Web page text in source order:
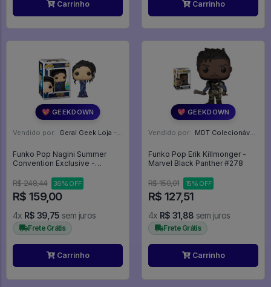
Carrinho Carrinho
💖 GEEKDOWN
Vendido por: Geral Geek Loja - SP
Funko Pop Nagini Summer
Convention Exclusive -
FUNKO POP #31
R$ 248,44 36% OFF
R$ 159,00
4x R$ 39,75 sem juros
Frete Grátis
Carrinho
💖 GEEKDOWN
Vendido por: MDT Colecionáveis - DF
Funko Pop Erik Killmonger -
Marvel Black Panther #278
R$ 150,01 15% OFF
R$ 127,51
4x R$ 31,88 sem juros
Frete Grátis
Carrinho